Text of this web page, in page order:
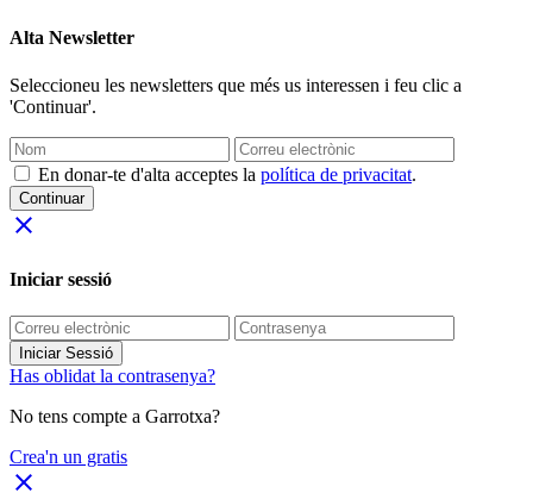
Alta Newsletter
Seleccioneu les newsletters que més us interessen i feu clic a
'Continuar'.
En donar-te d'alta acceptes la política de privacitat.
Continuar
close
Iniciar sessió
Iniciar Sessió
Has oblidat la contrasenya?
No tens compte a Garrotxa?
Crea'n un gratis
close